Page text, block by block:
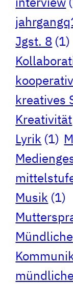
Jgst. 8 (1)
kreatives
Kreativität
Lyrik (1)
Musik (1)
Mündliche